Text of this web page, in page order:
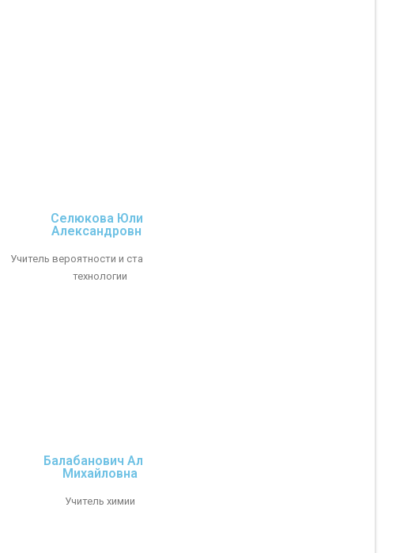
Селюкова Юлия
Александровна
Учитель вероятности и статистики и
технологии
Балабанович Алла
Михайловна
Учитель химии